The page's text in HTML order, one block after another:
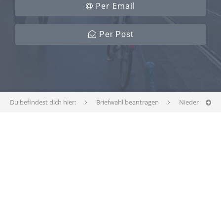
Per Email
Per Post
Du befindest dich hier: Briefwahl beantragen